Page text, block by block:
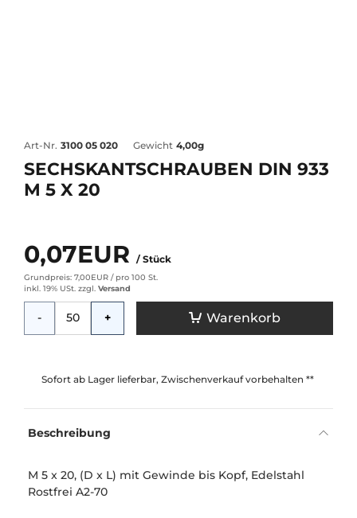
Art-Nr. 3100 05 020 Gewicht 4,00g
SECHSKANTSCHRAUBEN DIN 933
M 5 X 20
0,07EUR / Stück
Grundpreis: 7,00EUR / pro 100 St.
inkl. 19% USt. zzgl. Versand
- + Warenkorb
Sofort ab Lager lieferbar, Zwischenverkauf vorbehalten **
Beschreibung
M 5 x 20, (D x L) mit Gewinde bis Kopf, Edelstahl
Rostfrei A2-70